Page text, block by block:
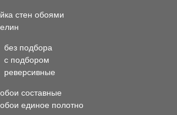
стен обоями
без подбора
с подбором
реверсивные
составные
единое полотно